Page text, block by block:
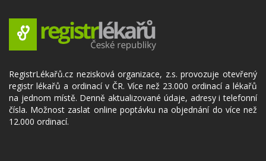
RegistrLékařů.cz nezisková organizace, z.s. provozuje otevřený
registr lékařů a ordinací v ČR. Více než 23.000 ordinací a lékařů
na jednom místě. Denně aktualizované údaje, adresy i telefonní
čísla. Možnost zaslat online poptávku na objednání do více než
12.000 ordinací.